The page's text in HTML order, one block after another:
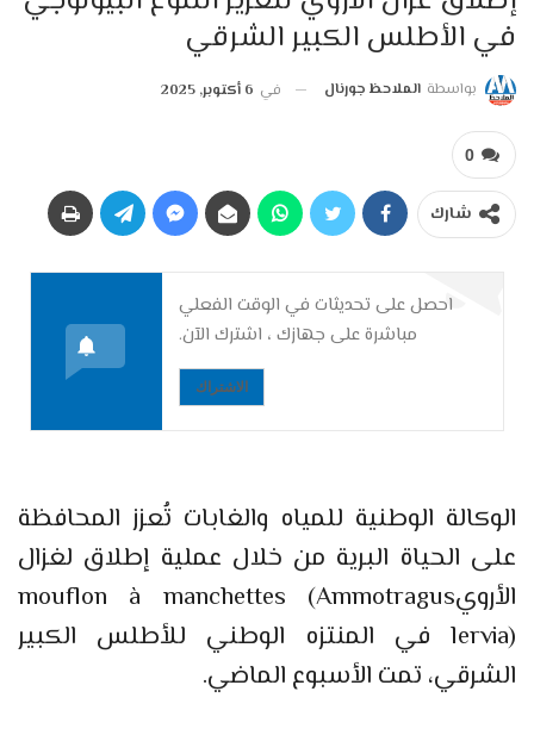
في الأطلس الكبير الشرقي
بواسطة الملاحظ جورنال في 6 أكتوبر, 2025
0
شارك
احصل على تحديثات في الوقت الفعلي
مباشرة على جهازك ، اشترك الآن.
الاشتراك
الوكالة الوطنية للمياه والغابات تُعزز المحافظة
على الحياة البرية من خلال عملية إطلاق لغزال
الأرويmouflon à manchettes (Ammotragus
lervia) في المنتزه الوطني للأطلس الكبير
الشرقي، تمت الأسبوع الماضي.